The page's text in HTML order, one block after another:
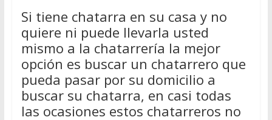
Si tiene chatarra en su casa y no
quiere ni puede llevarla usted
mismo a la chatarrería la mejor
opción es buscar un chatarrero que
pueda pasar por su domicilio a
buscar su chatarra, en casi todas
las ocasiones estos chatarreros no